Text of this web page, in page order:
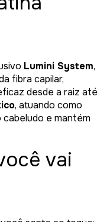
Lumini System,
fibra capilar,
desde a raiz até
, atuando como
cabeludo e mantém
vai